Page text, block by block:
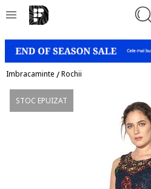
Imbracaminte /Rochii
STOC EPUIZAT